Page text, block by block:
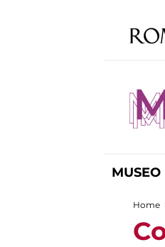
MUSEO
Home